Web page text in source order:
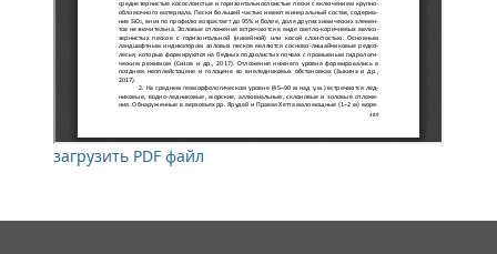
загрузить PDF файл